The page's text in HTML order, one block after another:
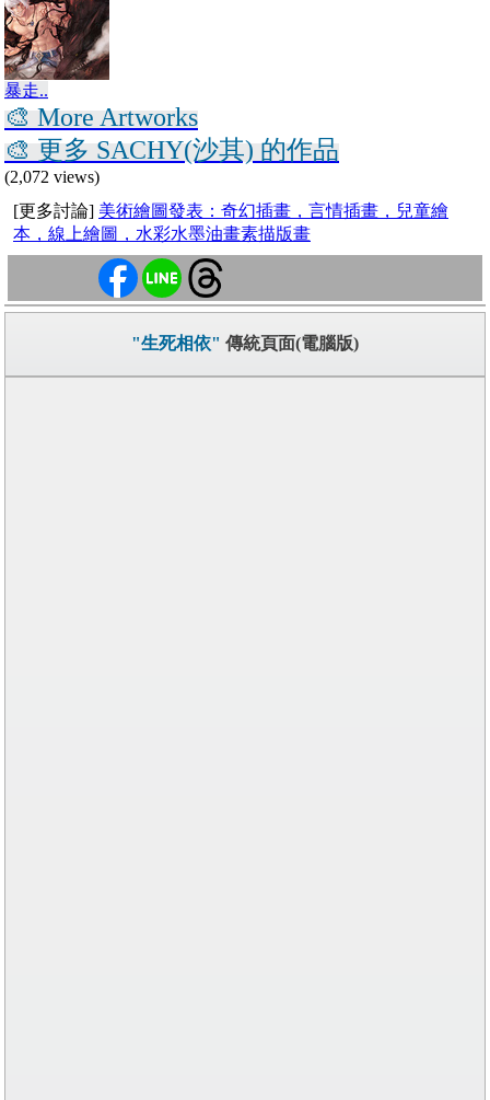
暴走..
🎨 More Artworks
🎨 更多 SACHY(沙其) 的作品
(2,072 views)
[更多討論] 美術繪圖發表：奇幻插畫，言情插畫，兒童繪
本，線上繪圖，水彩水墨油畫素描版畫
"生死相依" 傳統頁面(電腦版)